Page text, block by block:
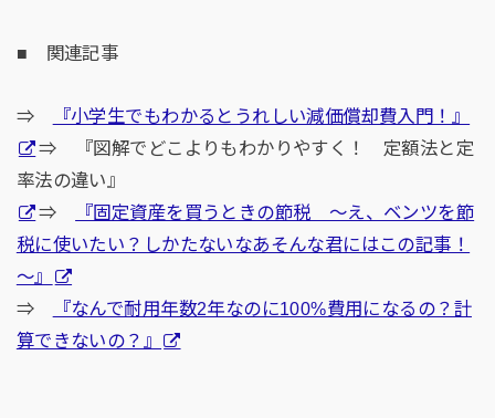
■ 関連記事
⇒
『小学生でもわかるとうれしい減価償却費入門！』
⇒ 『図解でどこよりもわかりやすく！ 定額法と定
率法の違い』
⇒
『固定資産を買うときの節税 ～え、ベンツを節
税に使いたい？しかたないなあそんな君にはこの記事！
～』
⇒
『なんで耐用年数2年なのに100%費用になるの？計
算できないの？』